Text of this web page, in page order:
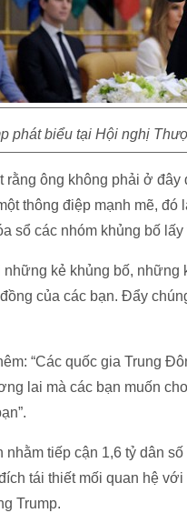
phát biểu tại Hội nghị
rằng ông không phải ở
thông điệp mạnh mẽ,
sổ các nhóm khủng bố
những kẻ khủng bố,
của các bạn. Đẩy
“Các quốc gia Trung
lai mà các bạn muốn
tiếp cận 1,6 tỷ dân
tái thiết mối quan hệ
Trump.